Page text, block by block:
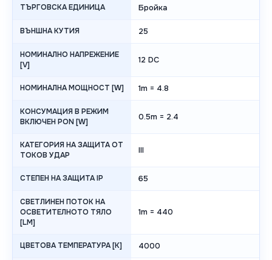
ТЪРГОВСКА ЕДИНИЦА Бройка
ВЪНШНА КУТИЯ 25
НОМИНАЛНО НАПРЕЖЕНИЕ
[V]
12 DC
НОМИНАЛНА МОЩНОСТ [W] 1m = 4.8
КОНСУМАЦИЯ В РЕЖИМ
ВКЛЮЧЕН PON [W]
0.5m = 2.4
КАТЕГОРИЯ НА ЗАЩИТА ОТ
ТОКОВ УДАР
III
СТЕПЕН НА ЗАЩИТА IP 65
СВЕТЛИНЕН ПОТОК НА
ОСВЕТИТЕЛНОТО ТЯЛО
[LM]
1m = 440
ЦВЕТОВА ТЕМПЕРАТУРА [K] 4000